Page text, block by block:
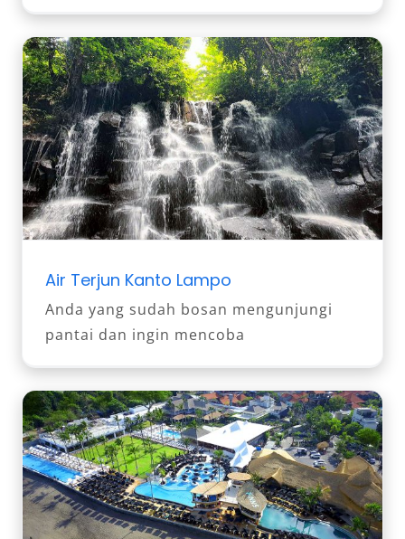
Air Terjun Kanto Lampo
Anda yang sudah bosan mengunjungi
pantai dan ingin mencoba